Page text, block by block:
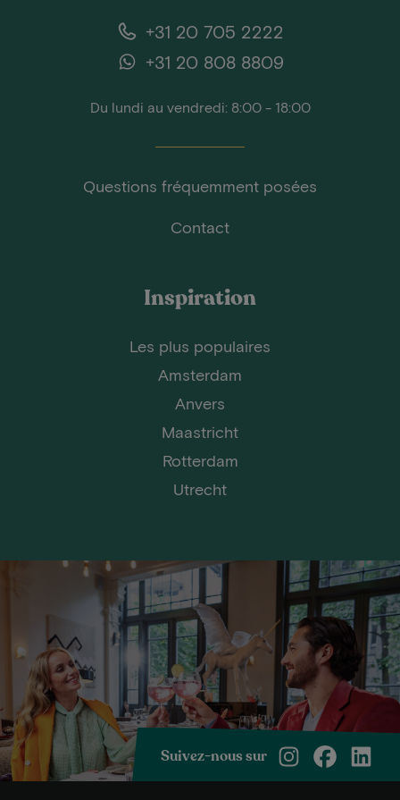
+31 20 705 2222
+31 20 808 8809
Du lundi au vendredi: 8:00 - 18:00
Questions fréquemment posées
Contact
Inspiration
Les plus populaires
Amsterdam
Anvers
Maastricht
Rotterdam
Utrecht
Suivez-nous sur